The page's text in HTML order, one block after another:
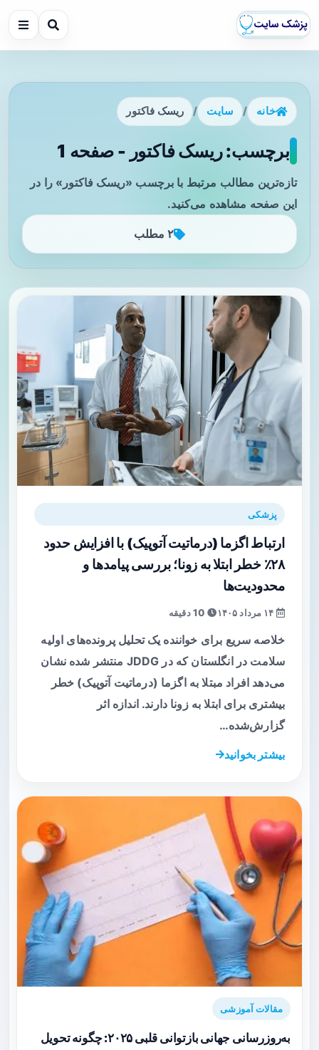
خانه / سایت / ریسک فاکتور
برچسب: ریسک فاکتور - صفحه 1
تازه‌ترین مطالب مرتبط با برچسب «ریسک فاکتور» را در
این صفحه مشاهده می‌کنید.
۲ مطلب
پزشکی
ارتباط اگزما (درماتیت آتوپیک) با افزایش حدود
۲۸٪ خطر ابتلا به زونا؛ بررسی پیامدها و
محدودیت‌ها
10 دقیقه
خلاصه سریع برای خواننده یک تحلیل پرونده‌های اولیه
سلامت در انگلستان که در JDDG منتشر شده نشان
می‌دهد افراد مبتلا به اگزما (درماتیت آتوپیک) خطر
بیشتری برای ابتلا به زونا دارند. اندازه اثر
گزارش‌شده…
بیشتر بخوانید
مقالات آموزشی
به‌روزرسانی جهانی بازتوانی قلبی ۲۰۲۵: چگونه تحویل